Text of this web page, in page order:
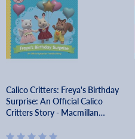
Calico Critters: Freya's Birthday
Surprise: An Official Calico
Critters Story - Macmillan